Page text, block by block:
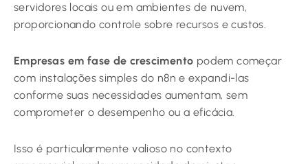
servidores locais ou em ambientes de nuvem,
proporcionando controle sobre recursos e custos.
Empresas em fase de crescimento podem começar
com instalações simples do n8n e expandi-las
conforme suas necessidades aumentam, sem
comprometer o desempenho ou a eficácia.
Isso é particularmente valioso no contexto